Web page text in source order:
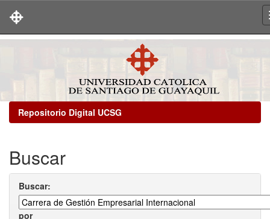
Repositorio Digital UCSG
Buscar
Buscar:
por